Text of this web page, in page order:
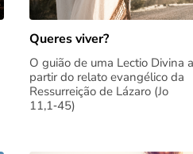
Queres viver?
O guião de uma Lectio Divina a
partir do relato evangélico da
Ressurreição de Lázaro (Jo
11,1‑45)